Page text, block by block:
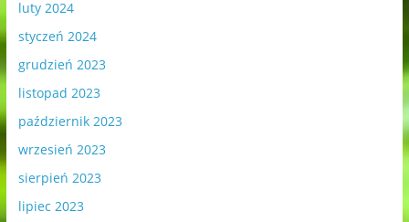
luty 2024
styczeń 2024
grudzień 2023
listopad 2023
październik 2023
wrzesień 2023
sierpień 2023
lipiec 2023